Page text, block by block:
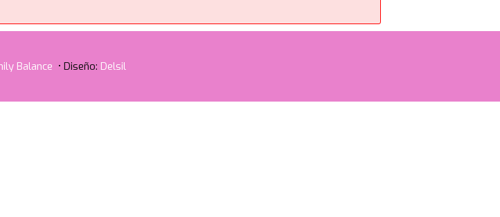
Balance • Diseño: Delsil